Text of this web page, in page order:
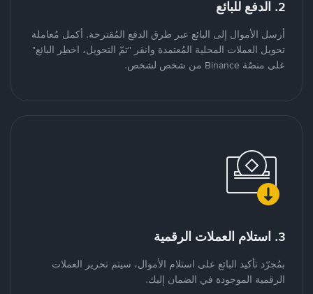
2. الدفع للبائع
أرسل الأموال إلى البائع عبر طرق الدفع المُقترحة. أكمل مُعاملة
تحويل العملات المحلية المُعتمدة وانقر "تمّ التحويل، اخطِر البائع"
على منصّة Binance من شخص لشخص.
3. استلام العملات الرقمية
بمُجرّد تأكيد البائع على استلام الأموال، سيتم تحرير العملات
الرقمية الموجودة في الضمان إليك.